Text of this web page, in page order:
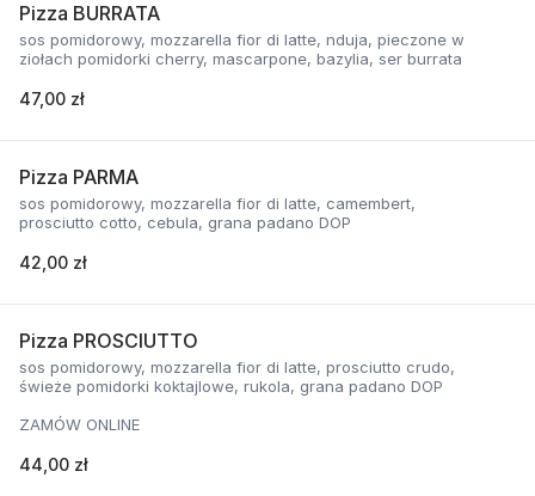
Pizza BURRATA
sos pomidorowy, mozzarella fior di latte, nduja, pieczone w
ziołach pomidorki cherry, mascarpone, bazylia, ser burrata
47,00 zł
Pizza PARMA
sos pomidorowy, mozzarella fior di latte, camembert,
prosciutto cotto, cebula, grana padano DOP
42,00 zł
Pizza PROSCIUTTO
sos pomidorowy, mozzarella fior di latte, prosciutto crudo,
świeże pomidorki koktajlowe, rukola, grana padano DOP
ZAMÓW ONLINE
44,00 zł